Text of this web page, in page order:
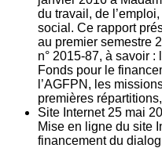
du travail, de
social. Ce rapport
au premier semestre
n° 2015-87, à savoir
Fonds pour le
l’AGFPN, les
premières
Site Internet 25 mai
Mise en ligne du site
financement du